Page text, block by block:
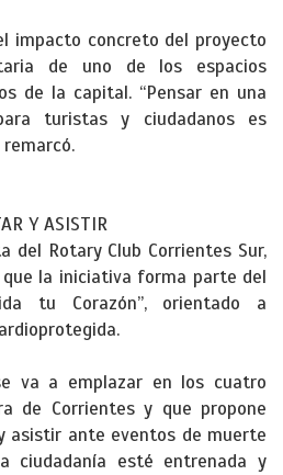
impacto concreto del proyecto
de uno de los espacios
de la capital. “Pensar en una
turistas y ciudadanos es
Y ASISTIR
del Rotary Club Corrientes Sur,
que la iniciativa forma parte del
tu Corazón”, orientado a
va a emplazar en los cuatro
de Corrientes y que propone
asistir ante eventos de muerte
ciudadanía esté entrenada y